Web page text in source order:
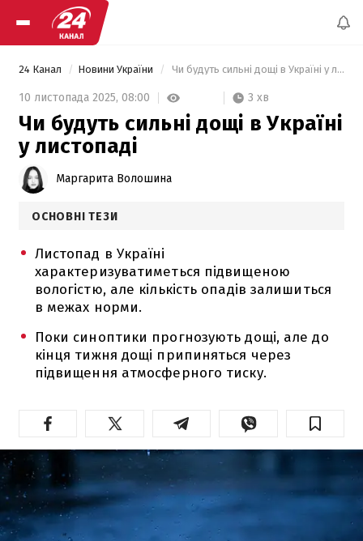
24 Канал Новини України Чи будуть сильні дощі в Україні у листопаді
10 листопада 2025, 08:00 3 хв
Чи будуть сильні дощі в Україні
у листопаді
Маргарита Волошина
ОСНОВНІ ТЕЗИ
Листопад в Україні
характеризуватиметься підвищеною
вологістю, але кількість опадів залишиться
в межах норми.
Поки синоптики прогнозують дощі, але до
кінця тижня дощі припиняться через
підвищення атмосферного тиску.